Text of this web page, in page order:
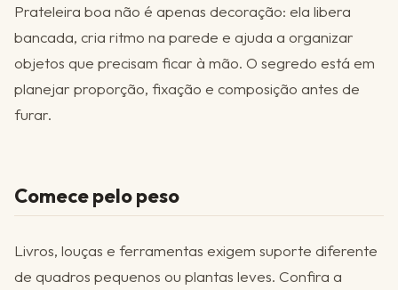
Prateleira boa não é apenas decoração: ela libera
bancada, cria ritmo na parede e ajuda a organizar
objetos que precisam ficar à mão. O segredo está em
planejar proporção, fixação e composição antes de
furar.
Comece pelo peso
Livros, louças e ferramentas exigem suporte diferente
de quadros pequenos ou plantas leves. Confira a